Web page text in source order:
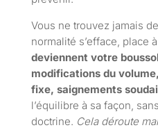
Vous ne trouvez jamais
normalité s’efface, place
deviennent votre
modifications du
fixe, saignements
l’équilibre à sa façon,
doctrine. Cela déroute